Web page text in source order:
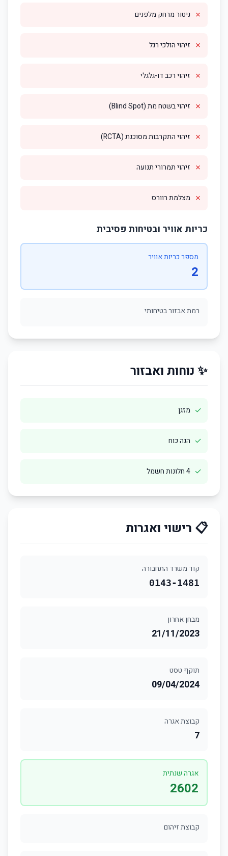
✗ ניטור מרחק מלפנים
✗ זיהוי הולכי רגל
✗ זיהוי רכב דו-גלגלי
✗ זיהוי בשטח מת (Blind Spot)
✗ זיהוי התקרבות מסוכנת (RCTA)
✗ זיהוי תמרורי תנועה
✗ מצלמת רוורס
כריות אוויר ובטיחות פסיבית
מספר כריות אוויר
2
רמת אבזור בטיחותי
✨ נוחות ואבזור
✓ מזגן
✓ הגה כוח
✓ 4 חלונות חשמל
📋 רישוי ואגרות
קוד משרד התחבורה
0143-1481
מבחן אחרון
21/11/2023
תוקף טסט
09/04/2024
קבוצת אגרה
7
אגרה שנתית
2602
קבוצת זיהום